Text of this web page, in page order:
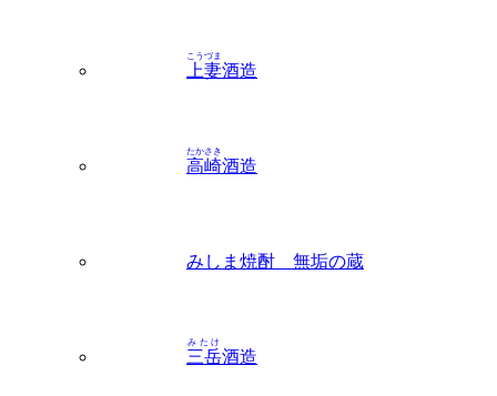
上妻
こうづま
酒造
高崎
たかさき
酒造
みしま焼酎 無垢の蔵
三岳
みたけ
酒造